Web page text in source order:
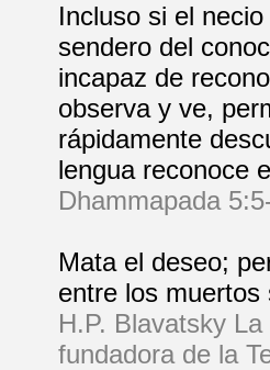
Incluso si el
sendero del
incapaz de
observa y ve,
rápidamente
lengua reconoce
Dhammapada
Mata el deseo;
entre los
H.P. Blavatsky
fundadora de la